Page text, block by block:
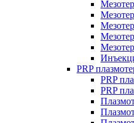
PRP
PRP
PRP